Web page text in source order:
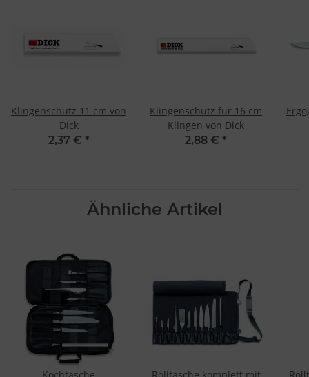
Klingenschutz 11 cm von
Dick
2,37 € *
Klingenschutz für 16 cm
Klingen von Dick
2,88 € *
Ähnliche Artikel